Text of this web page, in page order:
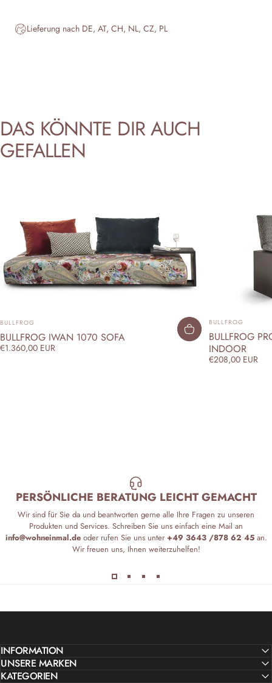
Lieferung nach DE, AT, CH, NL, CZ, PL
DAS KÖNNTE DIR AUCH
GEFALLEN
ANBIETER:
BULLFROG
BULLFROG IWAN 1070 SOFA
€1.360,00 EUR
ANBIETER:
BULLFROG
BULLFROG
INDOOR
€208,00 EUR
PERSÖNLICHE BERATUNG LEICHT GEMACHT
Wir sind für Sie da und beantworten gerne alle Ihre Fragen zu unseren
Produkten und Services. Schreiben Sie uns einfach eine Mail an
info@wohneinmal.deoder rufen Sie uns unter+49 3643 /878 62 45an.
Wir freuen uns, Ihnen weiterzuhelfen!
INFORMATION
UNSERE MARKEN
KATEGORIEN